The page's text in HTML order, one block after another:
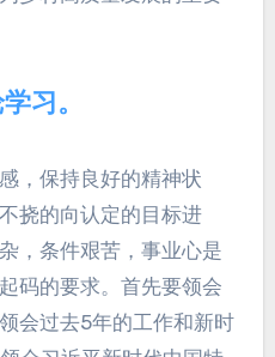
习。
，保持良好的精神状
挠的向认定的目标进
，条件艰苦，事业心是
码的要求。首先要领会
会过去5年的工作和新时